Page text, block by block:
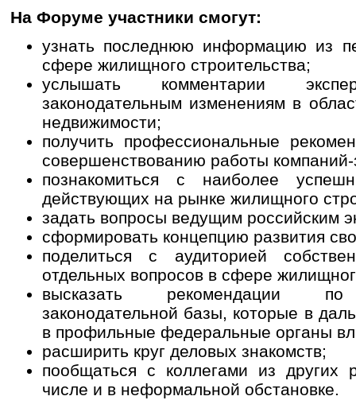
На Форуме участники смогут:
узнать последнюю информацию из
сфере жилищного строительства;
услышать комментарии
законодательным изменениям в
недвижимости;
получить профессиональные
совершенствованию работы
познакомиться с наиболее
действующих на рынке жилищного
задать вопросы ведущим российским
сформировать концепцию развития
поделиться с аудиторией
отдельных вопросов в сфере
высказать рекомендации по
законодательной базы, которые в
в профильные федеральные органы
расширить круг деловых знакомств;
пообщаться с коллегами из других
числе и в неформальной обстановке.